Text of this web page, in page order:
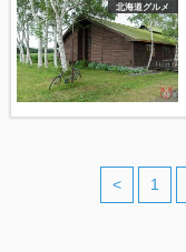
北海道グルメ
< 1